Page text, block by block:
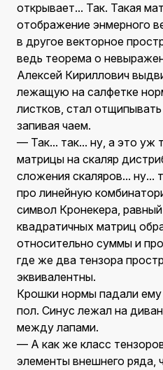
открывает... Так. Такая
отображение энмерного
в другое векторное
ведь теорема о
Алексей Кириллович
лежащую на салфетке
листков, стал
запивая чаем.
— Так... так... ну, а это уж
матрицы на скаляр
сложения скаляров... ну...
про линейную
символ Кронекера,
квадратичных матриц
относительно суммы и
где же два тензора
эквивалентны.
Крошки нормы падали ему
пол. Синус лежал на
между лапами.
— А как же класс
элементы внешнего ряда,